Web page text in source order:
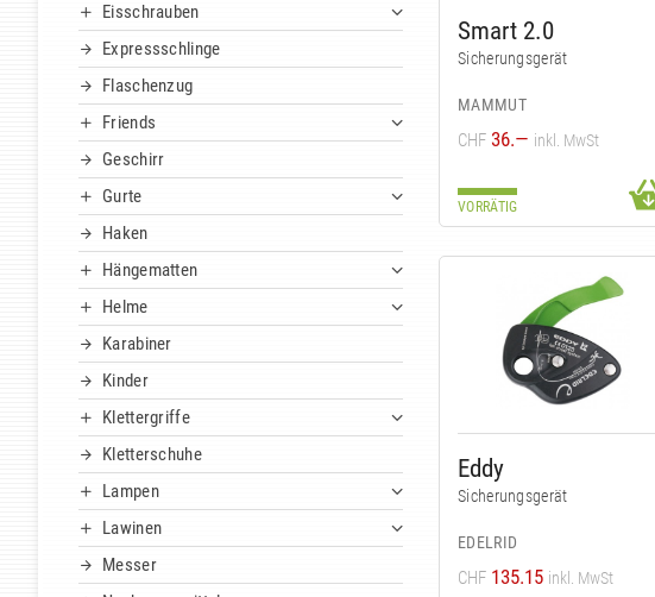
Eisschrauben
Expressschlinge
Flaschenzug
Friends
Geschirr
Gurte
Haken
Hängematten
Helme
Karabiner
Kinder
Klettergriffe
Kletterschuhe
Lampen
Lawinen
Messer
Smart 2.0
Sicherungsgerät
MAMMUT
CHF 36.— inkl. MwSt
VORRÄTIG
Eddy
Sicherungsgerät
EDELRID
CHF 135.15 inkl. MwSt